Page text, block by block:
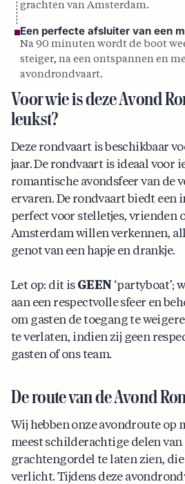
grachten van Amsterdam.
Een perfecte afsluiter van een
Na 90 minuten wordt de boot
steiger, na een ontspannen en
avondrondvaart.
Voor wie is deze Avond
leukst?
Deze rondvaart is beschikbaar
jaar. De rondvaart is ideaal voor
romantische avondsfeer van de
ervaren. De rondvaart biedt een
perfect voor stelletjes, vrienden
Amsterdam willen verkennen,
genot van een hapje en drankje.
Let op: dit is GEEN ‘partyboat’;
aan een respectvolle sfeer en
om gasten de toegang te
te verlaten, indien zij geen
gasten of ons team.
De route van de Avond
Wij hebben onze avondroute op
meest schilderachtige delen
grachtengordel te laten zien,
verlicht. Tijdens deze